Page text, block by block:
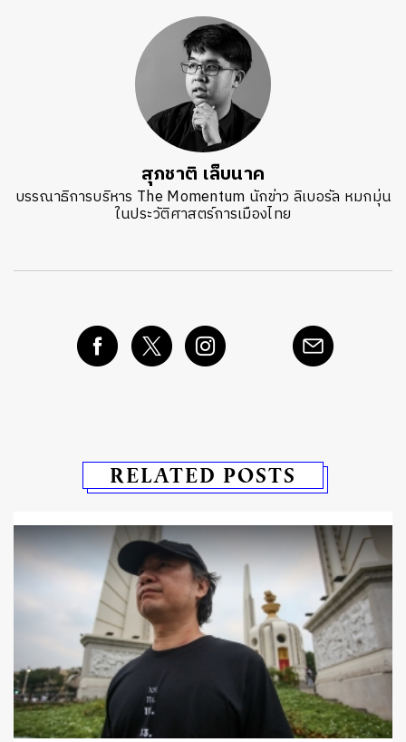
สุภชาติ เล็บนาค
บรรณาธิการบริหาร The Momentum นักข่าว ลิเบอรัล หมกมุ่น
ในประวัติศาสตร์การเมืองไทย
RELATED POSTS